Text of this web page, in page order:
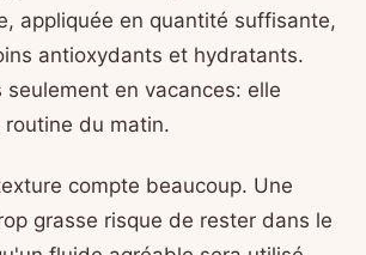
appliquée en quantité suffisante,
antioxydants et hydratants.
seulement en vacances: elle
routine du matin.
compte beaucoup. Une
grasse risque de rester dans le